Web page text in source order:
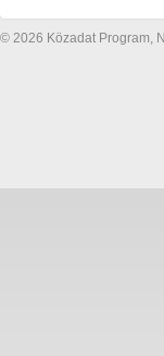
© 2026 Közadat Program,